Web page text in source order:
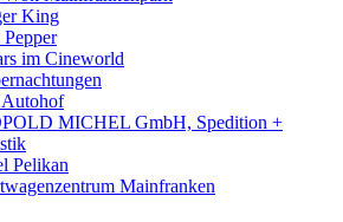
King
im Cineworld
MICHEL GmbH, Spedition +
Pelikan
Mainfranken